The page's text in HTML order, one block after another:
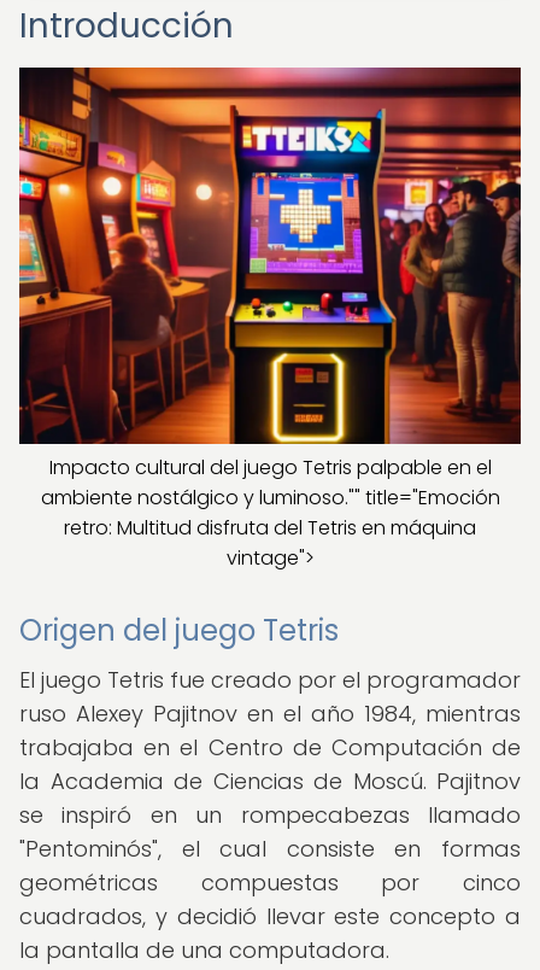
Introducción
Impacto cultural del juego Tetris palpable en el
ambiente nostálgico y luminoso."" title="Emoción
retro: Multitud disfruta del Tetris en máquina
vintage">
Origen del juego Tetris
El juego Tetris fue creado por el programador
ruso Alexey Pajitnov en el año 1984, mientras
trabajaba en el Centro de Computación de
la Academia de Ciencias de Moscú. Pajitnov
se inspiró en un rompecabezas llamado
"Pentominós", el cual consiste en formas
geométricas compuestas por cinco
cuadrados, y decidió llevar este concepto a
la pantalla de una computadora.